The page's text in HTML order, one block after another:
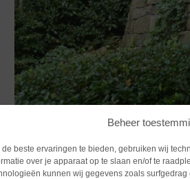
Beheer
de beste ervaringen te bieden, gebruiken wij
over je apparaat op te slaan en/of te
kunnen wij gegevens zoals surfgedrag